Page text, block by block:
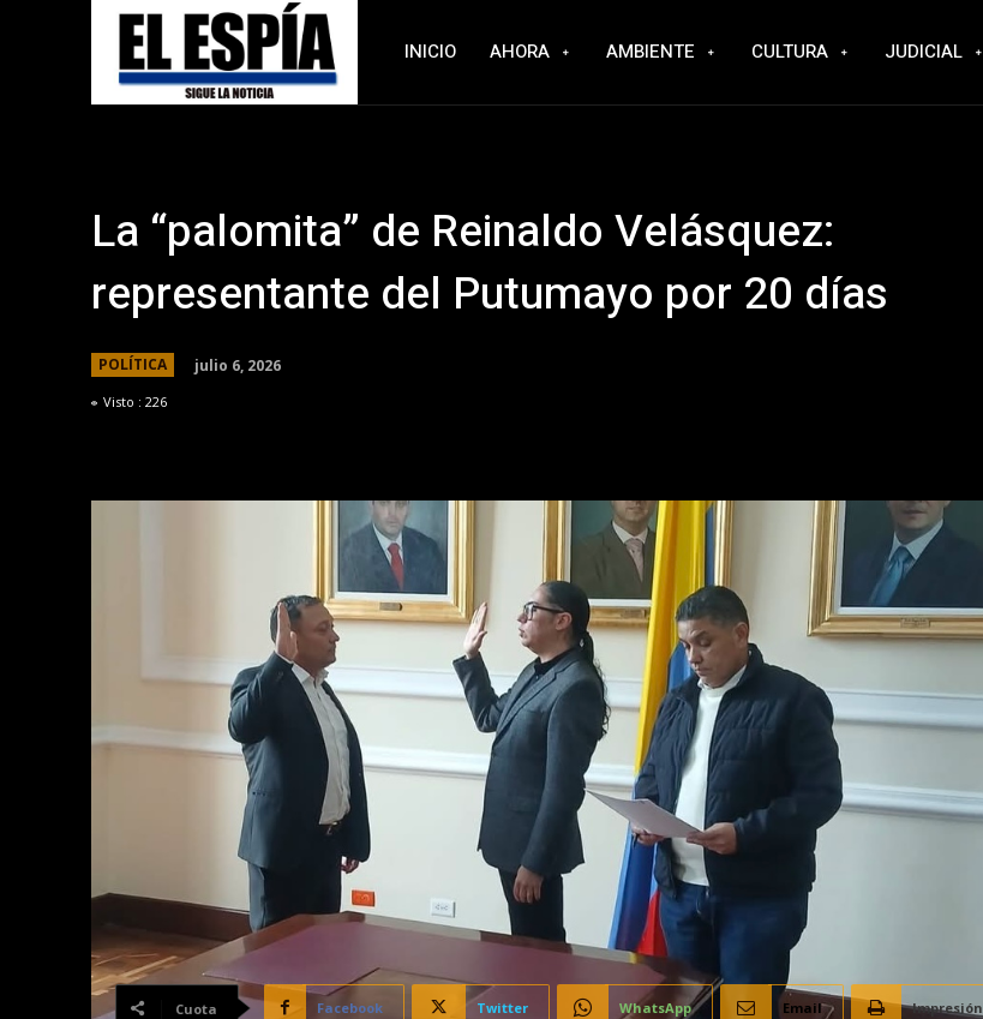
INICIO AHORA AMBIENTE CULTURA JUDICIAL
La “palomita” de Reinaldo Velásquez:
representante del Putumayo por 20 días
POLÍTICA julio 6, 2026
Visto : 226
Cuota Facebook Twitter WhatsApp Email Impresión